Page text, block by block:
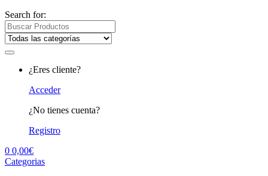
Search for:
¿Eres cliente?
Acceder
¿No tienes cuenta?
Registro
0 0,00€
Categorias